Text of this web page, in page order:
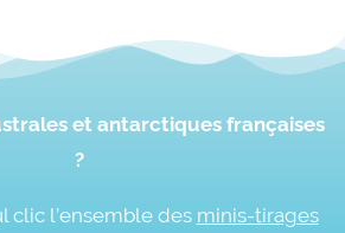
et antarctiques françaises
?
clic l’ensemble des minis-tirages